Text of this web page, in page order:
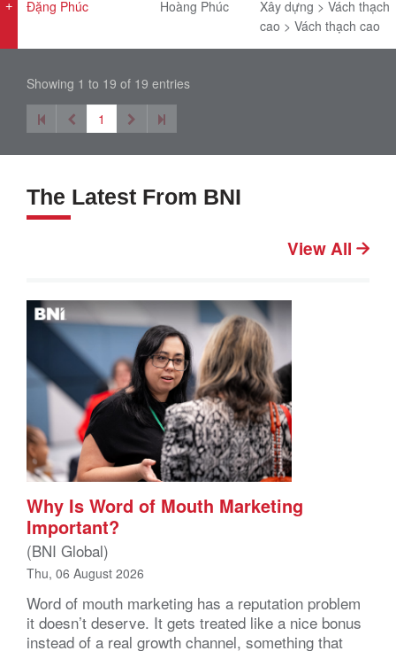
Đặng Phúc Hoàng Phúc
Xây dựng > Vách thạch
cao > Vách thạch cao
Showing 1 to 19 of 19 entries
1
The Latest From BNI
View All
Why Is Word of Mouth Marketing
Important?
(BNI Global)
Thu, 06 August 2026
Word of mouth marketing has a reputation problem
it doesn’t deserve. It gets treated like a nice bonus
instead of a real growth channel, something that